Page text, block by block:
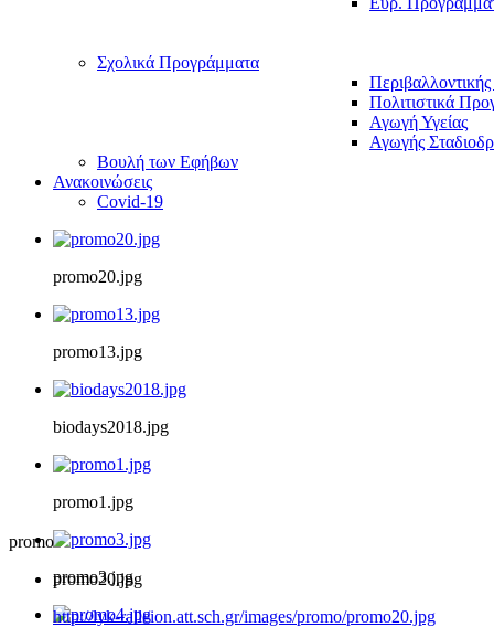
Σχολικά Προγράμματα
Πολιτιστικά
Αγωγή Υγείας
Αγωγής
Βουλή των Εφήβων
Ανακοινώσεις
Covid-19
promo20.jpg
promo13.jpg
biodays2018.jpg
promo1.jpg
promo3.jpg
promo
promo20.jpg
http://lyk-ralleion.att.sch.gr/images/promo/promo20.jpg